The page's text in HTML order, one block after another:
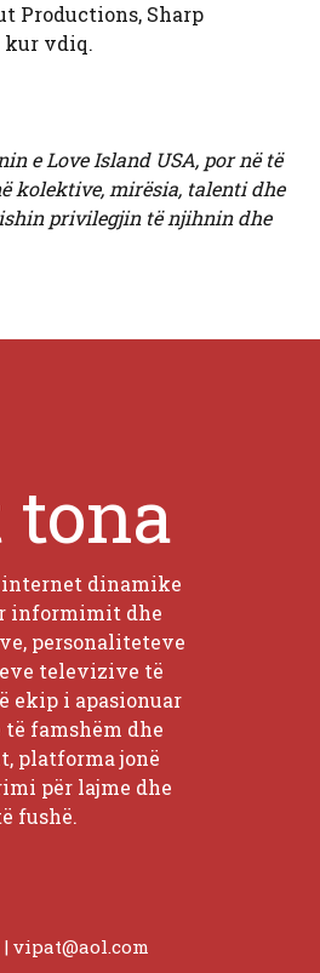
Productions, Sharp
kur vdiq.
e Love Island USA, por në të
kolektive, mirësia, talenti dhe
privilegjin të njihnin dhe
internet dinamike
informimit dhe
personaliteteve
televizive të
ekip i apasionuar
famshëm dhe
platforma jonë
për lajme dhe
fushë.
vipat@aol.com